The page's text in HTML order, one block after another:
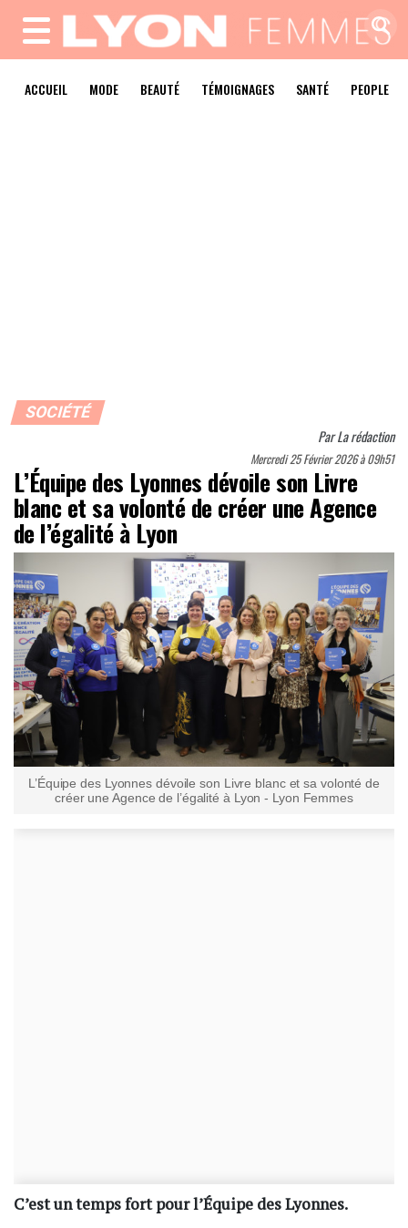
MENU
ACCUEIL MODE BEAUTÉ TÉMOIGNAGES SANTÉ PEOPLE
SOCIÉTÉ
ParLa rédaction
Mercredi 25 Février 2026 à 09h51
L’Équipe des Lyonnes dévoile son Livre
blanc et sa volonté de créer une Agence
de l’égalité à Lyon
L’Équipe des Lyonnes dévoile son Livre blanc et sa volonté de
créer une Agence de l’égalité à Lyon - Lyon Femmes
C’est un temps fort pour l’Équipe des Lyonnes.